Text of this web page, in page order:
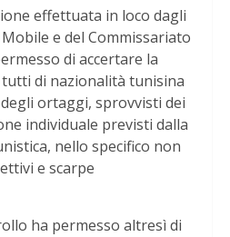
effettuata in loco dagli
e del Commissariato
di accertare la
di nazionalità tunisina
ortaggi, sprovvisti dei
individuale previsti dalla
nello specifico non
e scarpe
ha permesso altresì di